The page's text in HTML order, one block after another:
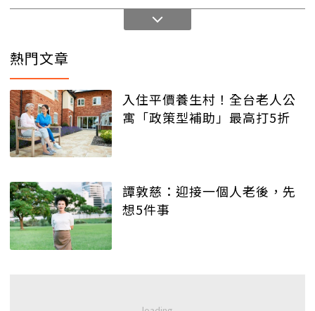
熱門文章
入住平價養生村！全台老人公
寓「政策型補助」最高打5折
譚敦慈：迎接一個人老後，先
想5件事